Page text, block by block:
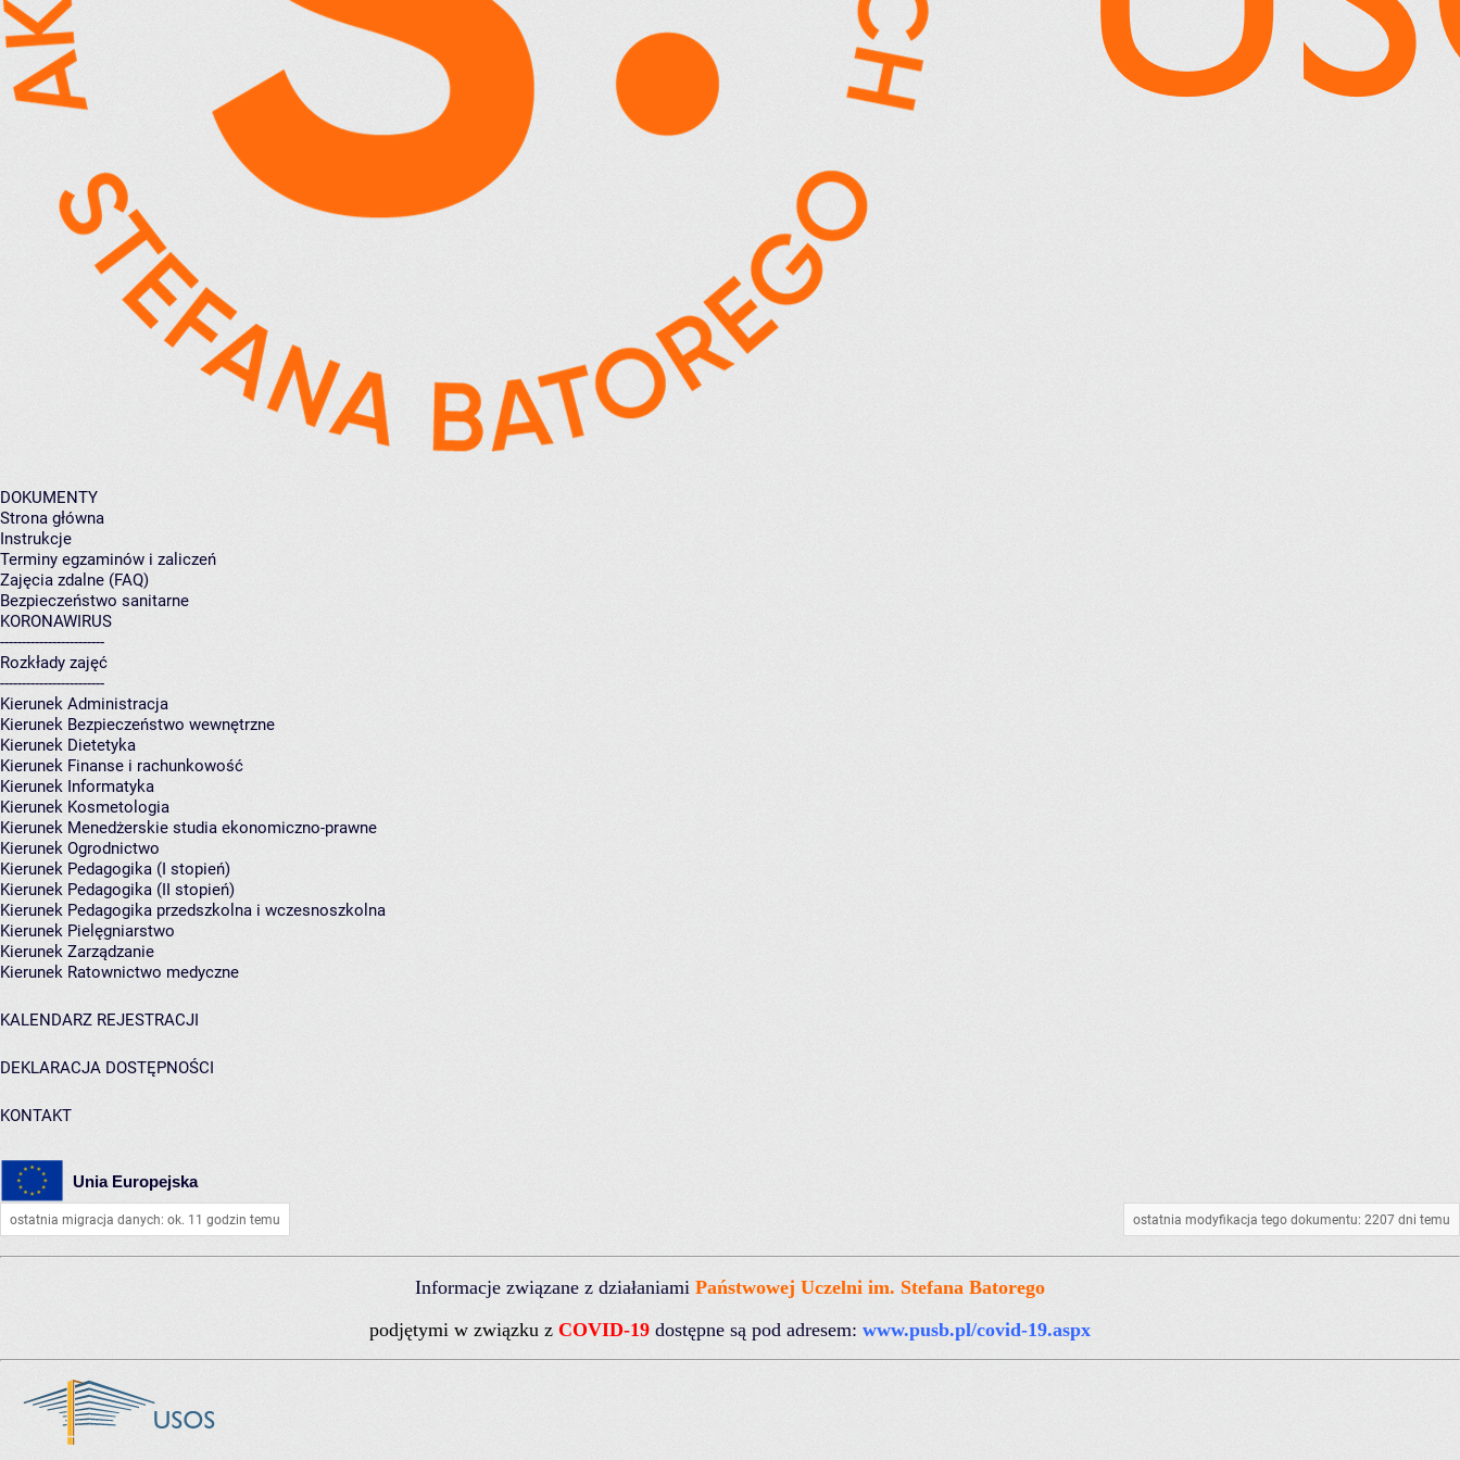
DOKUMENTY
Strona główna
Instrukcje
Terminy egzaminów i zaliczeń
Zajęcia zdalne (FAQ)
Bezpieczeństwo sanitarne
KORONAWIRUS
------------------------
Rozkłady zajęć
------------------------
Kierunek Administracja
Kierunek Bezpieczeństwo wewnętrzne
Kierunek Dietetyka
Kierunek Finanse i rachunkowość
Kierunek Informatyka
Kierunek Kosmetologia
Kierunek Menedżerskie studia ekonomiczno-prawne
Kierunek Ogrodnictwo
Kierunek Pedagogika (I stopień)
Kierunek Pedagogika (II stopień)
Kierunek Pedagogika przedszkolna i wczesnoszkolna
Kierunek Pielęgniarstwo
Kierunek Zarządzanie
Kierunek Ratownictwo medyczne
KALENDARZ REJESTRACJI
DEKLARACJA DOSTĘPNOŚCI
KONTAKT
Unia Europejska
ostatnia migracja danych: ok. 11 godzin temu ostatnia modyfikacja tego dokumentu: 2207 dni temu
Informacje związane z działaniami Państwowej Uczelni im. Stefana Batorego
podjętymi w związku z COVID-19 dostępne są pod adresem: www.pusb.pl/covid-19.aspx